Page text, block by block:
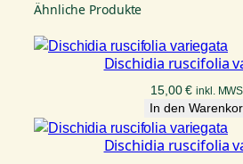
Ähnliche Produkte
Dischidia ruscifolia
15,00€ inkl.
In den
Dischidia ruscifolia